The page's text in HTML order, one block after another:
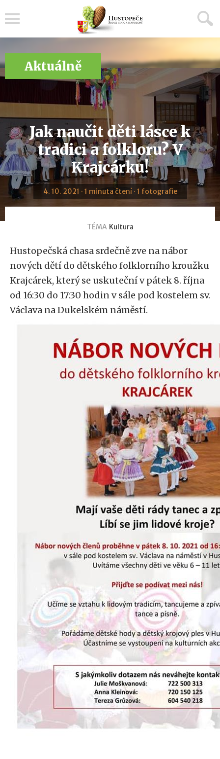
Aktuálně
Jak naučit děti lásce k
tradici a folkloru? V
Krajcárku!
4. 10. 2021 · 1 minuta čtení · 1 fotografie
TÉMA Kultura
Hustopečská chasa srdečně zve na nábor
nových dětí do dětského folklorního kroužku
Krajcárek, který se uskuteční v pátek 8. října
od 16:30 do 17:30 hodin v sále pod kostelem sv.
Václava na Dukelském náměstí.